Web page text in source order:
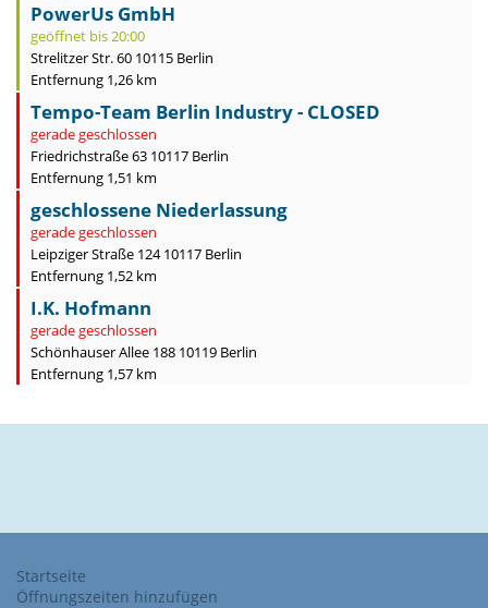
PowerUs GmbH
geöffnet bis 20:00
Strelitzer Str. 60 10115 Berlin
Entfernung 1,26 km
Tempo-Team Berlin Industry - CLOSED
gerade geschlossen
Friedrichstraße 63 10117 Berlin
Entfernung 1,51 km
geschlossene Niederlassung
gerade geschlossen
Leipziger Straße 124 10117 Berlin
Entfernung 1,52 km
I.K. Hofmann
gerade geschlossen
Schönhauser Allee 188 10119 Berlin
Entfernung 1,57 km
Startseite
Öffnungszeiten hinzufügen